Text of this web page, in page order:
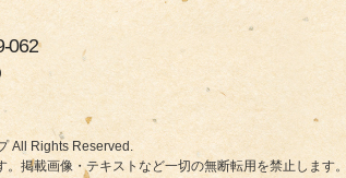
062
All Rights Reserved.
掲載画像・テキストなど一切の無断転用を禁止します。